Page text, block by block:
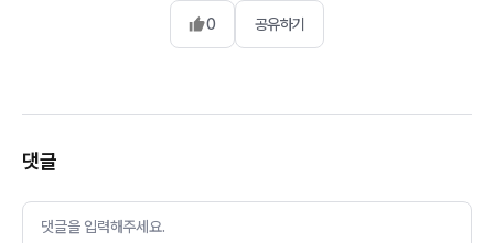
0 공유하기
댓글
댓글을 입력해주세요.